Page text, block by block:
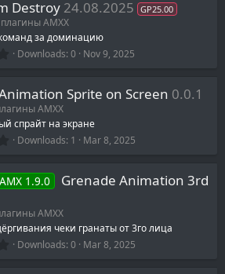
s
t
a
r
Destroy 24.08.2025 GP25.00
AMXX
за доминацию
0
s
t
a
r
Downloads 0 Nov 9, 2025
Sprite on Screen 0.0.1
AMXX
спрайт на экране
0
0
s
r
(
Downloads 1 Mar 8, 2025
AMX 1.9.0
Grenade Animation 3rd
AMXX
чеки гранаты от 3го лица
0 Downloads 0 Mar 8, 2025